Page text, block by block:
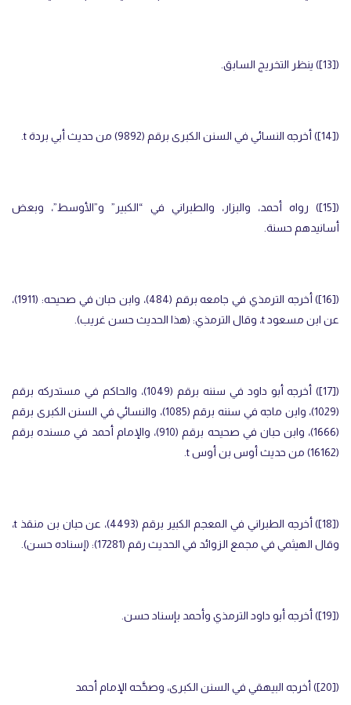
(
[13]) ينظر التخريج السابق.
(
[14]) أخرجه النسائي في السنن الكبرى برقم (9892) من حديث أبي بردة t
.
(
[15]) رواه أحمد، والبزار، والطبراني في “الكبير” و”الأوسط”، وبعض
أسانيدهم حسنة.
(
[16]
) أخرجه الترمذي في جامعه برقم (484)، وابن حبان في صحيحه: (1911)،
عن ابن مسعود t، وقال الترمذي: (هذا الحديث حسن غريب).
(
[17]
) أخرجه أبو داود في سننه برقم (1049)، والحاكم في مستدركه برقم
(1029)، وابن ماجه في سننه برقم (1085)، والنسائي في السنن الكبرى برقم
(1666)، وابن حبان في صحيحه برقم (910)، والإمام أحمد في مسنده برقم
(16162) من حديث أوس بن أوس
t
.
(
[18]) أخرجه الطبراني في المعجم الكبير برقم (4493)، عن حبان بن منقذ t،
وقال الهيثمي في مجمع الزوائد في الحديث رقم (17281): (إسناده حسن).
(
[19]) أخرجه أبو داود الترمذي وأحمد بإسناد حسن.
(
[20]) أخرجه البيهقي في السنن الكبرى، وصحَّحه الإمام أحمد